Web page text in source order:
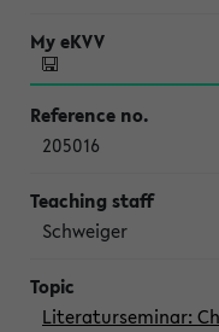
205016
Schweiger
Literaturseminar: